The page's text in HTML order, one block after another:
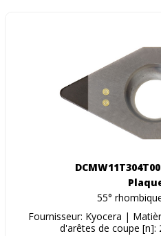
55°
Fournisseur: Kyocera |
d'arêtes de coupe